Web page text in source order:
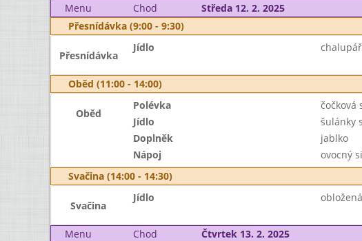
Menu Chod Středa 12. 2. 2025
Přesnídávka (9:00 - 9:30)
Přesnídávka
Jídlo
Oběd (11:00 - 14:00)
Oběd
Polévka čočková
Jídlo
šulánky
Doplněk
jablko
Nápoj
ovocný
Svačina (14:00 - 14:30)
Svačina
Jídlo
Menu Chod Čtvrtek 13. 2. 2025